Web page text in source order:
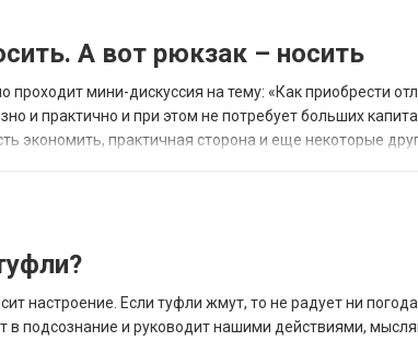
А вот рюкзак – носить
мини-дискуссия на тему: «Как приобрести
и практично и при этом не потребует больших
экономить, практичная сторона и еще некоторые
настроение. Если туфли жмут, то не радует ни
в подсознание и руководит нашими действиями,